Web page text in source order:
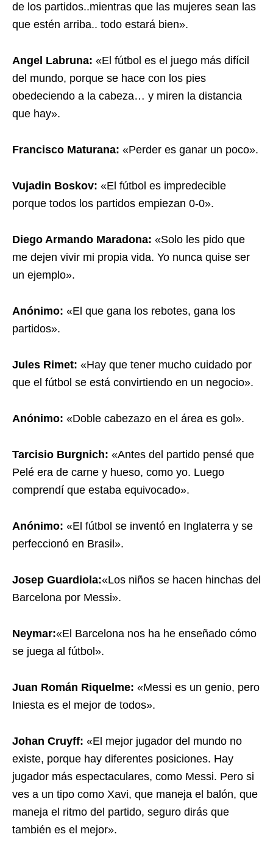
de los partidos..mientras que las mujeres sean las
que estén arriba.. todo estará bien».
Angel Labruna: «El fútbol es el juego más difícil
del mundo, porque se hace con los pies
obedeciendo a la cabeza… y miren la distancia
que hay».
Francisco Maturana: «Perder es ganar un poco».
Vujadin Boskov: «El fútbol es impredecible
porque todos los partidos empiezan 0-0».
Diego Armando Maradona: «Solo les pido que
me dejen vivir mi propia vida. Yo nunca quise ser
un ejemplo».
Anónimo: «El que gana los rebotes, gana los
partidos».
Jules Rimet: «Hay que tener mucho cuidado por
que el fútbol se está convirtiendo en un negocio».
Anónimo: «Doble cabezazo en el área es gol».
Tarcisio Burgnich: «Antes del partido pensé que
Pelé era de carne y hueso, como yo. Luego
comprendí que estaba equivocado».
Anónimo: «El fútbol se inventó en Inglaterra y se
perfeccionó en Brasil».
Josep Guardiola:«Los niños se hacen hinchas del
Barcelona por Messi».
Neymar:«El Barcelona nos ha he enseñado cómo
se juega al fútbol».
Juan Román Riquelme: «Messi es un genio, pero
Iniesta es el mejor de todos».
Johan Cruyff: «El mejor jugador del mundo no
existe, porque hay diferentes posiciones. Hay
jugador más espectaculares, como Messi. Pero si
ves a un tipo como Xavi, que maneja el balón, que
maneja el ritmo del partido, seguro dirás que
también es el mejor».